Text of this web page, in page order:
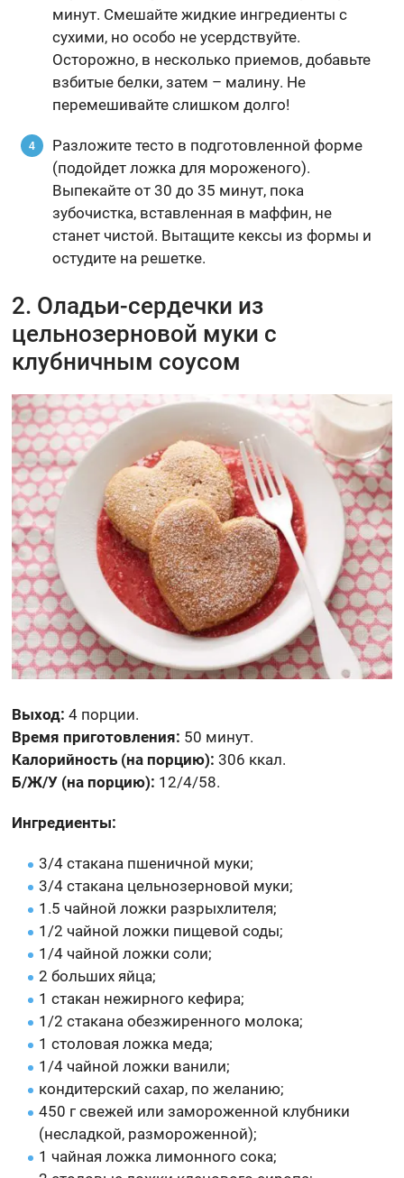
минут. Смешайте жидкие ингредиенты с
сухими, но особо не усердствуйте.
Осторожно, в несколько приемов, добавьте
взбитые белки, затем – малину. Не
перемешивайте слишком долго!
Разложите тесто в подготовленной форме
(подойдет ложка для мороженого).
Выпекайте от 30 до 35 минут, пока
зубочистка, вставленная в маффин, не
станет чистой. Вытащите кексы из формы и
остудите на решетке.
2. Оладьи-сердечки из
цельнозерновой муки с
клубничным соусом
Выход: 4 порции.
Время приготовления: 50 минут.
Калорийность (на порцию): 306 ккал.
Б/Ж/У (на порцию): 12/4/58.
Ингредиенты:
3/4 стакана пшеничной муки;
3/4 стакана цельнозерновой муки;
1.5 чайной ложки разрыхлителя;
1/2 чайной ложки пищевой соды;
1/4 чайной ложки соли;
2 больших яйца;
1 стакан нежирного кефира;
1/2 стакана обезжиренного молока;
1 столовая ложка меда;
1/4 чайной ложки ванили;
кондитерский сахар, по желанию;
450 г свежей или замороженной клубники
(несладкой, размороженной);
1 чайная ложка лимонного сока;